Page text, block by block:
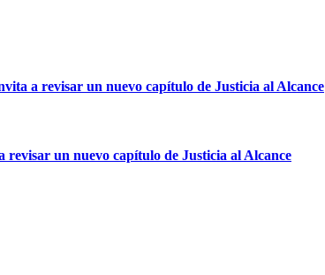
a revisar un nuevo capítulo de Justicia al Alcance
revisar un nuevo capítulo de Justicia al Alcance